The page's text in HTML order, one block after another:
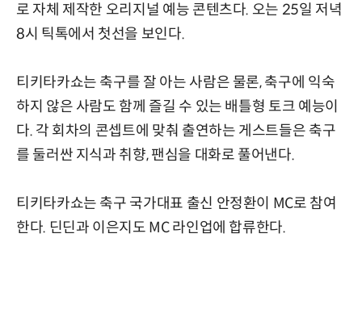
로 자체 제작한 오리지널 예능 콘텐츠다. 오는 25일 저녁
8시 틱톡에서 첫선을 보인다.
티키타카쇼는 축구를 잘 아는 사람은 물론, 축구에 익숙
하지 않은 사람도 함께 즐길 수 있는 배틀형 토크 예능이
다. 각 회차의 콘셉트에 맞춰 출연하는 게스트들은 축구
를 둘러싼 지식과 취향, 팬심을 대화로 풀어낸다.
티키타카쇼는 축구 국가대표 출신 안정환이 MC로 참여
한다. 딘딘과 이은지도 MC 라인업에 합류한다.